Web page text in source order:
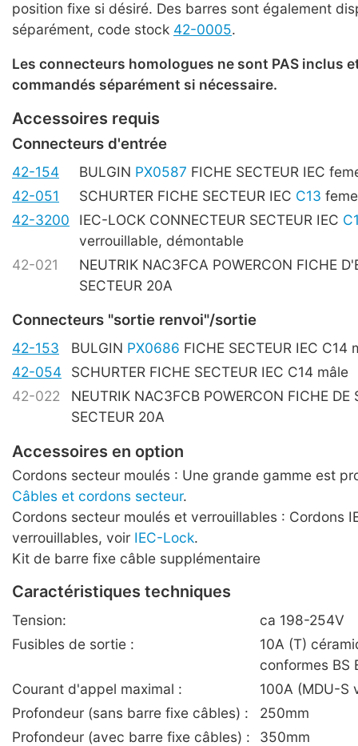
position fixe si désiré. Des barres sont également
séparément, code stock 42-0005.
Les connecteurs homologues ne sont PAS inclus
commandés séparément si nécessaire.
Accessoires requis
Connecteurs d'entrée
42-154 BULGIN PX0587 FICHE SECTEUR IEC
42-051
SCHURTER FICHE SECTEUR IEC C13
42-3200
IEC-LOCK CONNECTEUR SECTEUR IEC
verrouillable, démontable
42-021
NEUTRIK NAC3FCA POWERCON FICHE
SECTEUR 20A
Connecteurs "sortie renvoi"/sortie
42-153 BULGIN PX0686 FICHE SECTEUR IEC C14
42-054
SCHURTER FICHE SECTEUR IEC C14 mâle
42-022
NEUTRIK NAC3FCB POWERCON FICHE DE
SECTEUR 20A
Accessoires en option
Cordons secteur moulés : Une grande gamme est
Câbles et cordons secteur.
Cordons secteur moulés et verrouillables : Cordons
verrouillables, voir IEC-Lock.
Kit de barre fixe câble supplémentaire
Caractéristiques techniques
Tension:
ca 198-254V
Fusibles de sortie :
10A (T)
conformes BS
Courant d'appel maximal :
100A (MDU-S
Profondeur (sans barre fixe câbles) :
250mm
Profondeur (avec barre fixe câbles) :
350mm